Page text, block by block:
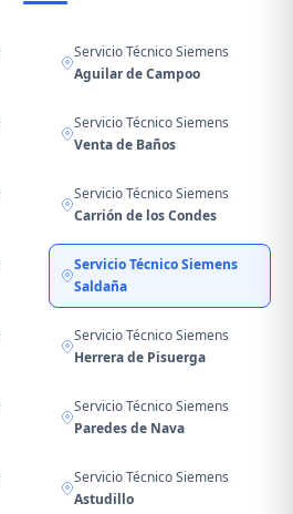
Servicio Técnico Siemens
Aguilar de Campoo
Servicio Técnico Siemens
Venta de Baños
Servicio Técnico Siemens
Carrión de los Condes
Servicio Técnico Siemens
Saldaña
Servicio Técnico Siemens
Herrera de Pisuerga
Servicio Técnico Siemens
Paredes de Nava
Servicio Técnico Siemens
Astudillo